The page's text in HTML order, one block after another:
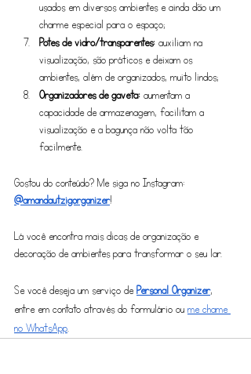
usados em diversos ambientes e ainda dão um
charme especial para o espaço;
Potes de vidro/transparentes: auxiliam na
visualização, são práticos e deixam os
ambientes, além de organizados, muito lindos;
Organizadores de gaveta: aumentam a
capacidade de armazenagem, facilitam a
visualização e a bagunça não volta tão
facilmente.
Gostou do conteúdo? Me siga no Instagram:
@amandautzigorganizer!
Lá você encontra mais dicas de organização e
decoração de ambientes para transformar o seu lar.
Se você deseja um serviço de Personal Organizer,
entre em contato através do formulário ou me chame
no WhatsApp.